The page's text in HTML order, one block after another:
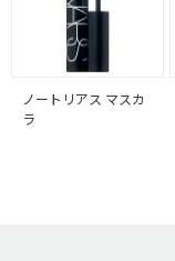
ノートリアス マスカ
ラ